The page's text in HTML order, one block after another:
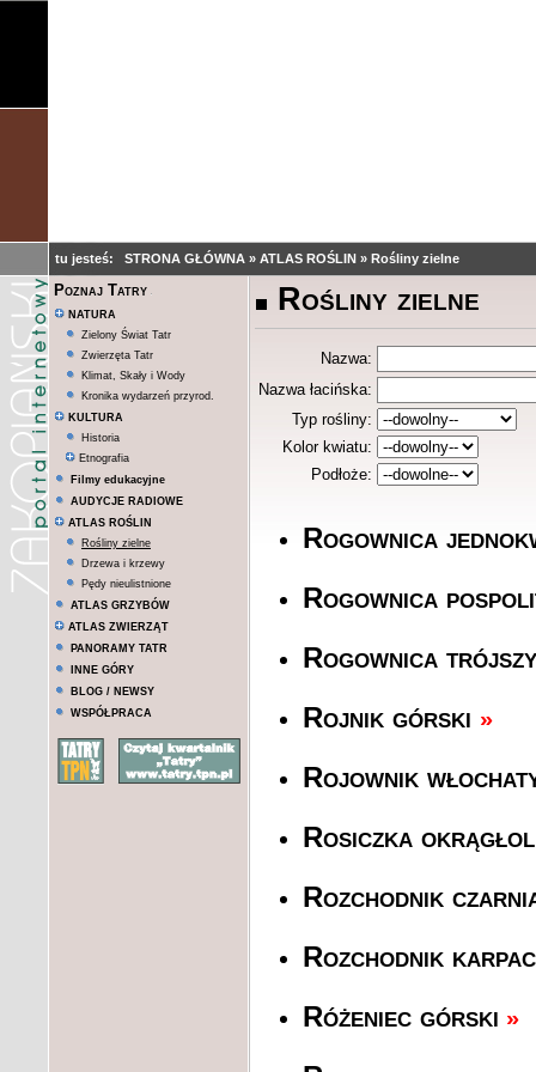
tu jesteś: STRONA GŁÓWNA » ATLAS ROŚLIN » Rośliny zielne
Poznaj Tatry
NATURA
Zielony Świat Tatr
Zwierzęta Tatr
Klimat, Skały i Wody
Kronika wydarzeń przyrod.
KULTURA
Historia
Etnografia
Filmy edukacyjne
AUDYCJE RADIOWE
ATLAS ROŚLIN
Rośliny zielne
Drzewa i krzewy
Pędy nieulistnione
ATLAS GRZYBÓW
ATLAS ZWIERZĄT
PANORAMY TATR
INNE GÓRY
BLOG / NEWSY
WSPÓŁPRACA
Rośliny zielne
Nazwa:
Nazwa łacińska:
Typ rośliny:
Kolor kwiatu:
Podłoże:
Rogownica
Rogownica
Rogownica
Rojnik górski »
Rojownik
Rosiczka
Rozchodnik
Rozchodnik
Różeniec górski »